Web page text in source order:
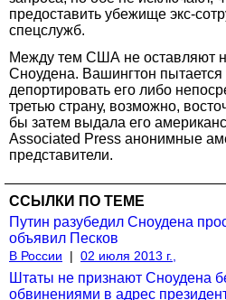
предоставить убежище экс-
спецслужб.
Между тем США не оставляют
Сноудена. Вашингтон пытается
депортировать его либо
третью страну, возможно,
бы затем выдала его
Associated Press анонимные
представители.
ССЫЛКИ ПО ТЕМЕ
Путин разубедил Сноудена
объявил Песков
В России | 02 июля 2013 г.,
Штаты не признают Сноудена
обвинениями в адрес